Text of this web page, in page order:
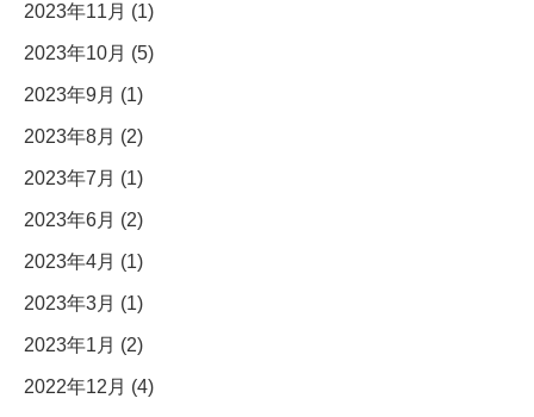
2023年11月 (1)
2023年10月 (5)
2023年9月 (1)
2023年8月 (2)
2023年7月 (1)
2023年6月 (2)
2023年4月 (1)
2023年3月 (1)
2023年1月 (2)
2022年12月 (4)